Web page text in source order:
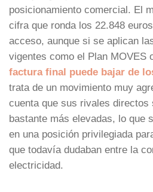
posicionamiento comercial. El
cifra que ronda los 22.848
acceso, aunque si se aplican
vigentes como el Plan MOVES
factura final puede bajar de
trata de un movimiento muy
cuenta que sus rivales directos
bastante más elevadas, lo que
en una posición privilegiada
que todavía dudaban entre la
electricidad.